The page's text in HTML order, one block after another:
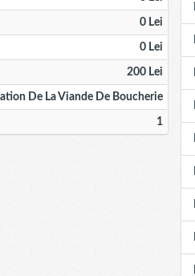
0 Lei
0 Lei
200 Lei
De La Viande De Boucherie
1